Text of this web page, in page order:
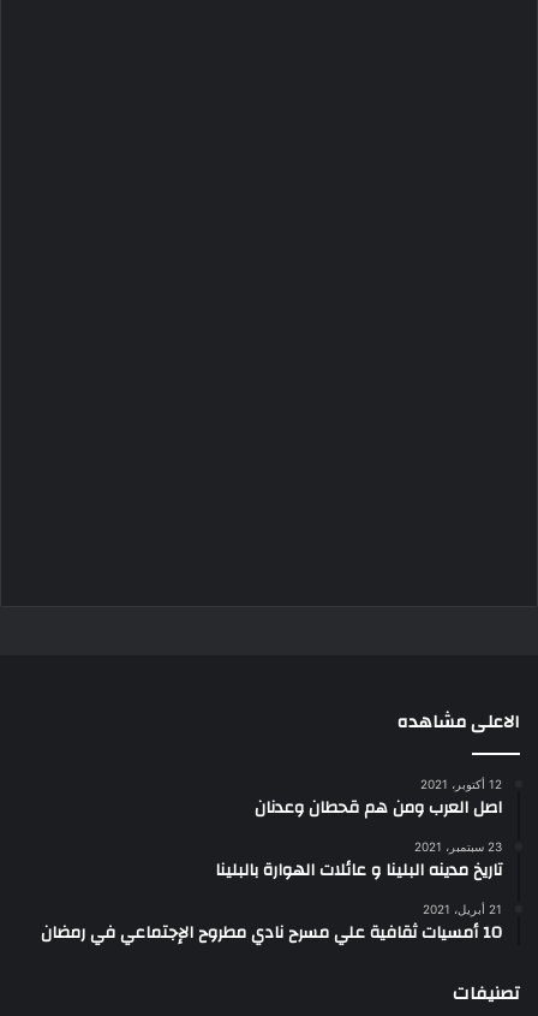
الاعلى مشاهده
12 أكتوبر، 2021
اصل العرب ومن هم قحطان وعدنان
23 سبتمبر، 2021
تاريخ مدينه البلينا و عائلات الهوارة بالبلينا
21 أبريل، 2021
10 أمسيات ثقافية علي مسرح نادي مطروح الإجتماعي في رمضان
تصنيفات